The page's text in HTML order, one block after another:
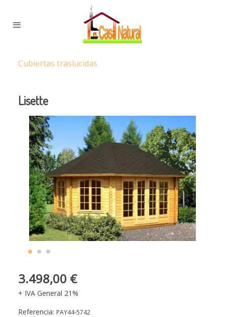
Cubiertas traslucidas
Lisette
3.498,00 €
+ IVA General 21%
Referencia: PAY44-5742